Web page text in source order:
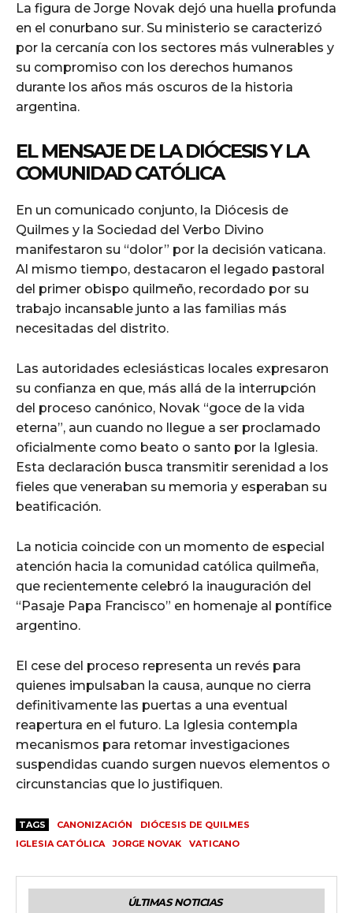
La figura de Jorge Novak dejó una huella profunda
en el conurbano sur. Su ministerio se caracterizó
por la cercanía con los sectores más vulnerables y
su compromiso con los derechos humanos
durante los años más oscuros de la historia
argentina.
EL MENSAJE DE LA DIÓCESIS Y LA
COMUNIDAD CATÓLICA
En un comunicado conjunto, la Diócesis de
Quilmes y la Sociedad del Verbo Divino
manifestaron su “dolor” por la decisión vaticana.
Al mismo tiempo, destacaron el legado pastoral
del primer obispo quilmeño, recordado por su
trabajo incansable junto a las familias más
necesitadas del distrito.
Las autoridades eclesiásticas locales expresaron
su confianza en que, más allá de la interrupción
del proceso canónico, Novak “goce de la vida
eterna”, aun cuando no llegue a ser proclamado
oficialmente como beato o santo por la Iglesia.
Esta declaración busca transmitir serenidad a los
fieles que veneraban su memoria y esperaban su
beatificación.
La noticia coincide con un momento de especial
atención hacia la comunidad católica quilmeña,
que recientemente celebró la inauguración del
“Pasaje Papa Francisco” en homenaje al pontífice
argentino.
El cese del proceso representa un revés para
quienes impulsaban la causa, aunque no cierra
definitivamente las puertas a una eventual
reapertura en el futuro. La Iglesia contempla
mecanismos para retomar investigaciones
suspendidas cuando surgen nuevos elementos o
circunstancias que lo justifiquen.
TAGS CANONIZACIÓN
DIÓCESIS DE QUILMES
IGLESIA CATÓLICA
JORGE NOVAK VATICANO
ÚLTIMAS NOTICIAS